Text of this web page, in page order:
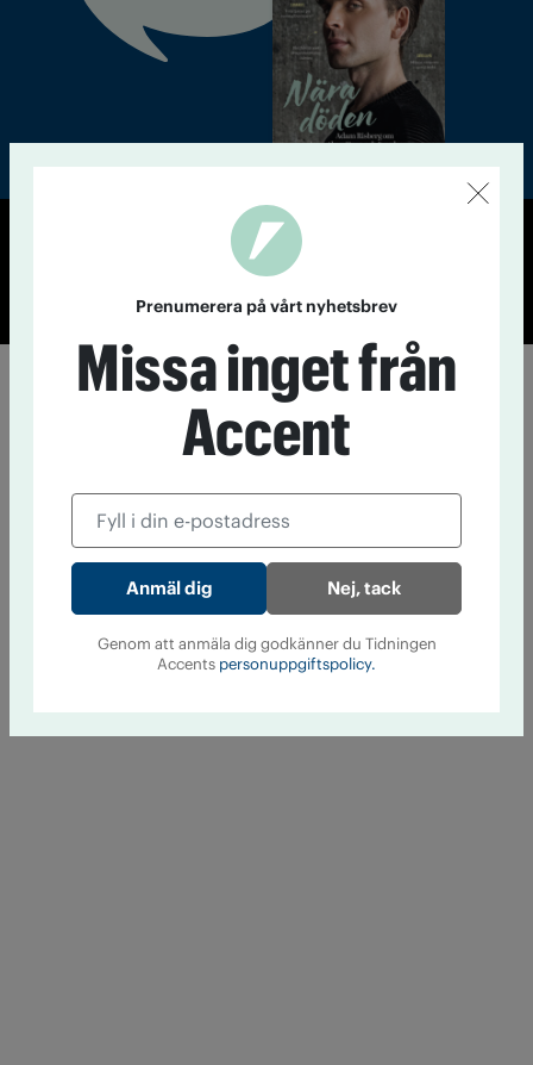
© Tidningen Accent 2026
Prenumerera på vårt nyhetsbrev
Missa inget från
Accent
Nej, tack
Genom att anmäla dig godkänner du Tidningen
Accents personuppgiftspolicy.